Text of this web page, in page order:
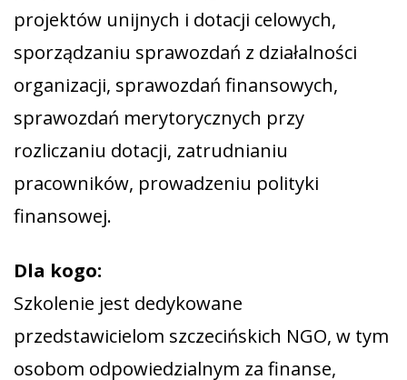
projektów unijnych i dotacji celowych,
sporządzaniu sprawozdań z działalności
organizacji, sprawozdań finansowych,
sprawozdań merytorycznych przy
rozliczaniu dotacji, zatrudnianiu
pracowników, prowadzeniu polityki
finansowej.
Dla kogo:
Szkolenie jest dedykowane
przedstawicielom szczecińskich NGO, w tym
osobom odpowiedzialnym za finanse,